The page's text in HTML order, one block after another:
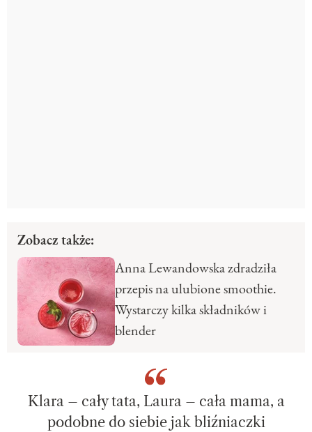
Zobacz także:
Anna Lewandowska zdradziła
przepis na ulubione smoothie.
Wystarczy kilka składników i
blender
Klara – cały tata, Laura – cała mama, a
podobne do siebie jak bliźniaczki